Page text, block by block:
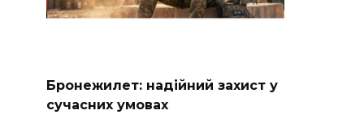
Бронежилет: надійний захист у
сучасних умовах